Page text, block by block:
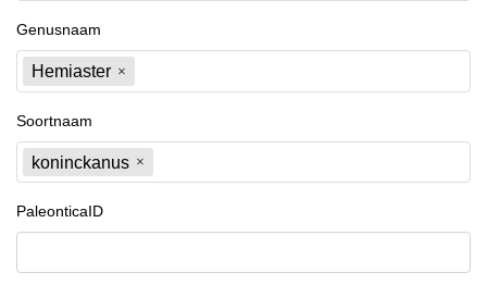
Genusnaam
Hemiaster
Soortnaam
koninckanus
PaleonticaID